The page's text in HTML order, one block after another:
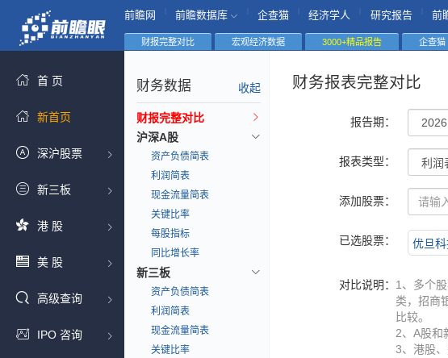
前瞻网 前瞻数据库 企查猫 经济学人 研究报告 前
首 页
新首页
深沪股票
新三板
港 股
美 股
高级查询
IPO 咨询
财报完整对比 宏观经济数据 3000+精品报告 企查猫
财务数据 收起
财报完整对比
沪深A股
资产负债简表
利润简表
现金流量简表
关键比率
每股指标
同比增长率
新三板
资产负债简表
利润简表
现金流量简表
关键比率
财务报表完整对比
报告期：
报表类型：
添加股票：
已选股票： 优旦
对比说明： 1、多个
类，招商
比较。
2、A股和
3、港股